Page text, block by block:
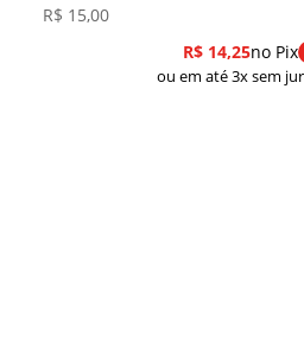
R$ 15,00
R$14,25no Pix
ou em até 3x sem